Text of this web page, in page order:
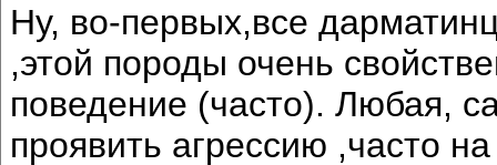
Ну, во-первых,все
,этой породы очень
поведение (часто). Любая,
проявить агрессию ,часто